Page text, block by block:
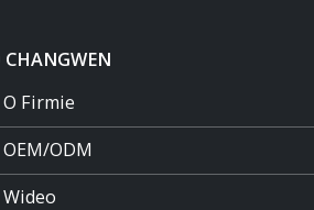
CHANGWEN
O Firmie
OEM/ODM
Wideo